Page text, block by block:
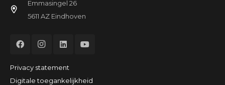
Emmasingel 26
5611 AZ Eindhoven
Privacy statement
Digitale toegankelijkheid